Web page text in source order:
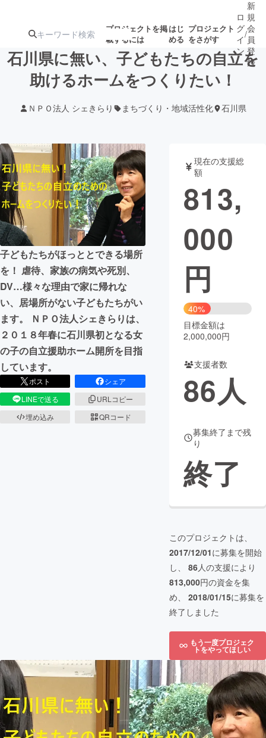
プロジェクトを掲
載するには
はじ
める
プロジェクト
をさがす
ジェクト
注目のリ
ターン
ジェクト
募集終了が近いプ
ロジェクト
もうすぐ公開
されます
アート・写真 音楽
テクノロジー・ガジェット ゲーム・サ
映像・映画
ビジネス・起業
まちづくり・地域活性化
CAMPFIRE for Social Good
CAMPFIRE Creation
CAMPFIREふるさと納税machi-ya コミュニティ
ロ
グ
イ
ン
/
新
規
会
員
登
録
石川県に無い、子どもたちの自立を
助けるホームをつくりたい！
ＮＰＯ法人 シェきらり まちづくり・地域活性化 石川県
子どもたちがほっととできる場所
を！ 虐待、家族の病気や死別、
DV…様々な理由で家に帰れな
い、居場所がない子どもたちがい
ます。 ＮＰＯ法人シェきらりは、
２０１８年春に石川県初となる女
の子の自立援助ホーム開所を目指
しています。
ポスト
シェア
LINEで送る
URLコピー
埋め込み
QRコード
現在の支援総
額
813,
000
円
40%
目標金額は
2,000,000円
支援者数
86人
募集終了まで残
り
終了
このプロジェクトは、
2017/12/01に募集を開始
し、 86人の支援により
813,000円の資金を集
め、 2018/01/15に募集を
終了しました
もう一度プロジェク
トをやってほしい